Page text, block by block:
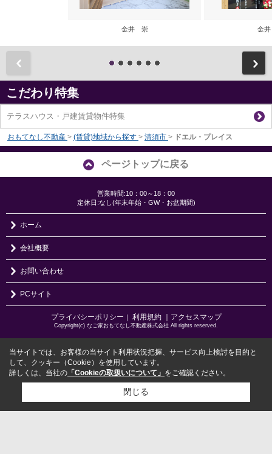
金井 崇 金
こだわり特集
テラスハウス・戸建賃貸物件特集
おもてなし不動産 > (賃貸)地域から探す > 清須市 > ドエル・プレイス
ページトップに戻る
営業時間:10：00～18：00
定休日:なし(年末年始・GW・お盆期間)
ホーム
会社概要
お問い合わせ
PCサイト
プライバシーポリシー 利用規約 ｜アクセスマップ
Copyright(c) なご家おもてなし不動産株式会社 All rights reserved.
当サイトでは、お客様の当サイト利用状況把握、サービス向上検討を目的と
して、クッキー（Cookie）を使用しています。
詳しくは、当社の 「Cookieの取扱いについて」 をご確認ください。
閉じる